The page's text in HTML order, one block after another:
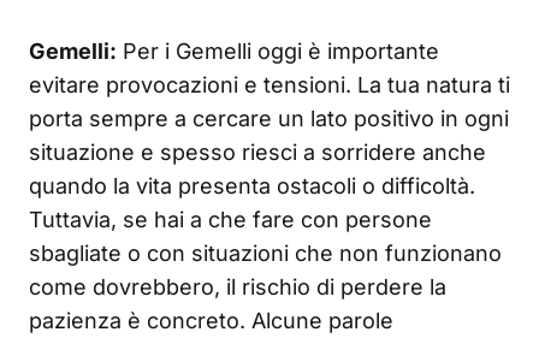
Gemelli: Per i Gemelli oggi è importante
evitare provocazioni e tensioni. La tua natura ti
porta sempre a cercare un lato positivo in ogni
situazione e spesso riesci a sorridere anche
quando la vita presenta ostacoli o difficoltà.
Tuttavia, se hai a che fare con persone
sbagliate o con situazioni che non funzionano
come dovrebbero, il rischio di perdere la
pazienza è concreto. Alcune parole